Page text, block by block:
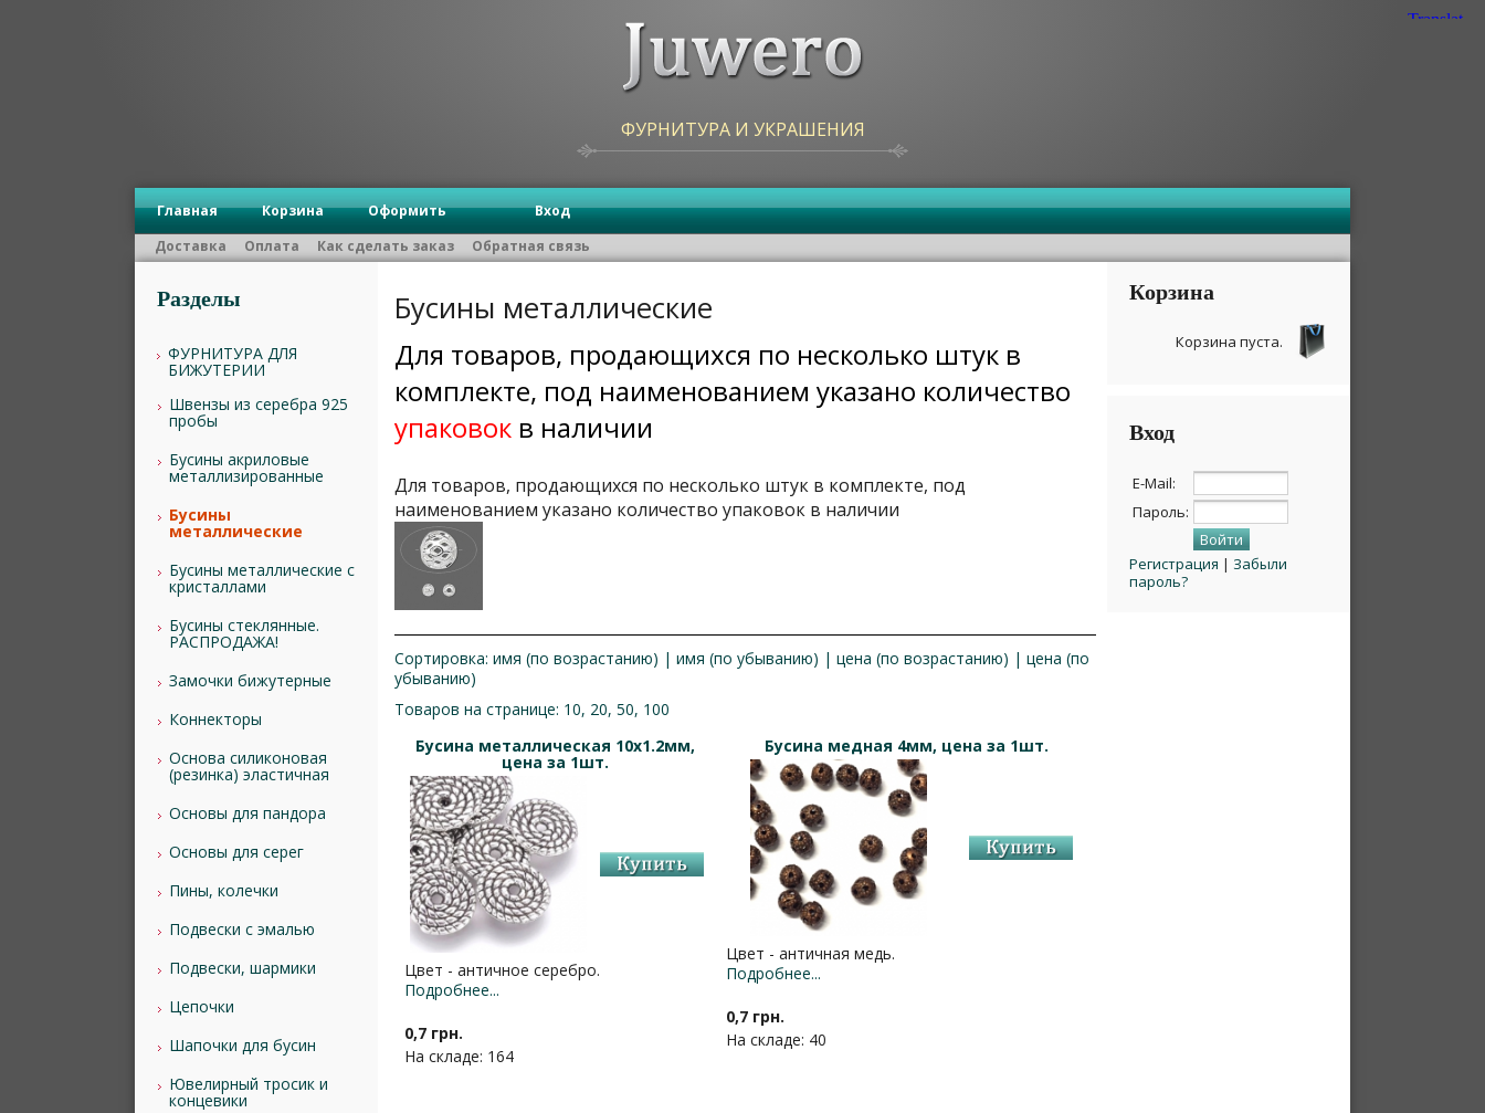
ФУРНИТУРА И УКРАШЕНИЯ
Главная Корзина Оформить
Вход
Доставка
Оплата Как сделать заказ Обратная связь
Разделы
ФУРНИТУРА ДЛЯ
БИЖУТЕРИИ
Швензы из серебра 925
пробы
Бусины акриловые
металлизированные
Бусины
металлические
Бусины металлические с
кристаллами
Бусины стеклянные.
РАСПРОДАЖА!
Замочки бижутерные
Коннекторы
Основа силиконовая
(резинка) эластичная
Основы для пандора
Основы для серег
Пины, колечки
Подвески с эмалью
Подвески, шармики
Цепочки
Шапочки для бусин
Ювелирный тросик и
концевики
Бусины металлические
Для товаров, продающихся по несколько штук в
комплекте, под наименованием указано количество
упаковок в наличии
Для товаров, продающихся по несколько штук в комплекте, под
наименованием указано количество упаковок в наличии
Сортировка: имя (по возрастанию) | имя (по убыванию) | цена (по возрастанию) | цена (по
убыванию)
Товаров на странице: 10, 20, 50, 100
Бусина металлическая 10х1.2мм,
цена за 1шт.
Цвет - античное серебро.
Подробнее...
0,7 грн.
На складе: 164
Бусина медная 4мм, цена за 1шт.
Цвет - античная медь.
Подробнее...
0,7 грн.
На складе: 40
Корзина
Корзина пуста.
Вход
E-Mail:
Пароль:
Регистрация | Забыли
пароль?